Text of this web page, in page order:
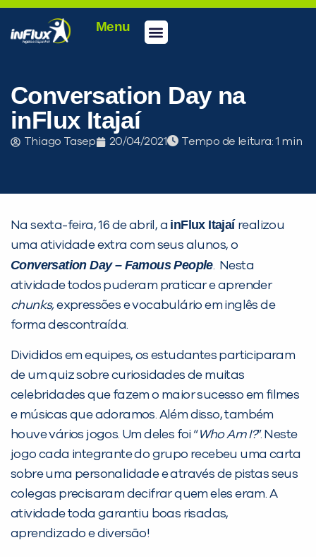
Menu
Conversation Day na
inFlux Itajaí
Thiago Tasep 20/04/2021 Tempo de leitura:
Na sexta-feira, 16 de abril, a inFlux Itajaí realizou
uma atividade extra com seus alunos, o
Conversation Day – Famous People. Nesta
atividade todos puderam praticar e aprender
chunks,expressões e vocabulário em inglês de
forma descontraída.
Divididos em equipes, os estudantes participaram
de um quiz sobre curiosidades de muitas
celebridades que fazem o maior sucesso em filmes
e músicas que adoramos. Além disso, também
houve vários jogos. Um deles foi “Who Am I?”. Neste
jogo cada integrante do grupo recebeu uma carta
sobre uma personalidade e através de pistas seus
colegas precisaram decifrar quem eles eram. A
atividade toda garantiu boas risadas,
aprendizado e diversão!
PEÇA UMA DEMONSTRAÇÃO DE MÉTODO
Desculpe!
Não encontramos nenhuma unidade
inFlux nesta cidade ou bairro que
você digitou.